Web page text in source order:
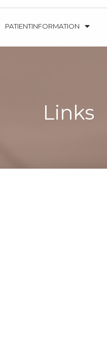
PATIENTINFORMATION
Links